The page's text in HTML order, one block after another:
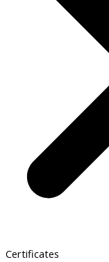
Certificates